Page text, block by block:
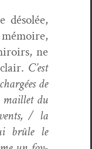
désolée,
ne
C’est
de
mail­let du
/ la
le